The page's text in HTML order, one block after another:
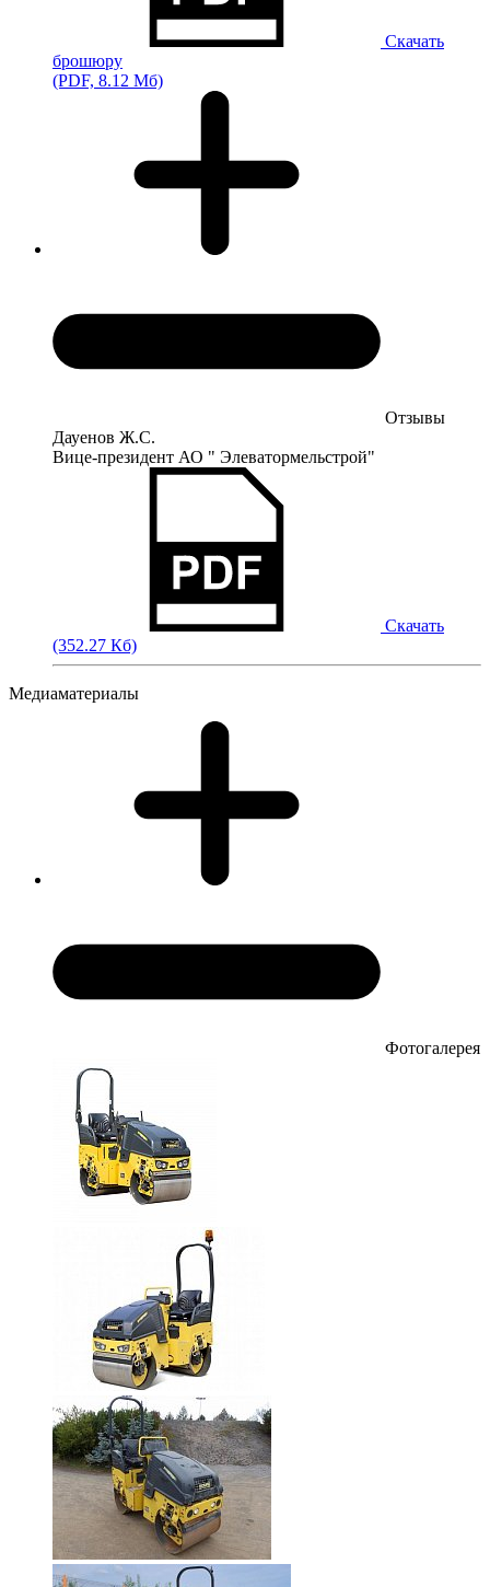
Скачать
брошюру
(PDF, 8.12 Мб)
Отзывы
Дауенов Ж.С.
Вице-президент АО " Элеватормельстрой"
Скачать
(352.27 Кб)
Медиаматериалы
Фотогалерея